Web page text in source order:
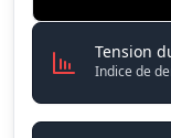
Tension
Indice de